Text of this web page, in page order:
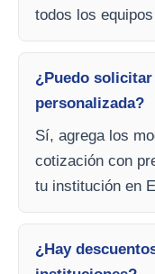
todos los
¿Puedo
personalizada?
Sí, agrega los
cotización con
tu institución en
¿Hay